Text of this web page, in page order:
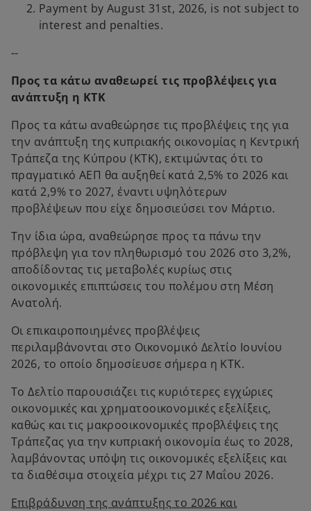
Payment by August 31st, 2026, is not subject to
interest and penalties.
--
Προς τα κάτω αναθεωρεί τις προβλέψεις για
ανάπτυξη η ΚΤΚ
Προς τα κάτω αναθεώρησε τις προβλέψεις της για
την ανάπτυξη της κυπριακής οικονομίας η Κεντρική
Τράπεζα της Κύπρου (ΚΤΚ), εκτιμώντας ότι το
πραγματικό ΑΕΠ θα αυξηθεί κατά 2,5% το 2026 και
κατά 2,9% το 2027, έναντι υψηλότερων
προβλέψεων που είχε δημοσιεύσει τον Μάρτιο.
Την ίδια ώρα, αναθεώρησε προς τα πάνω την
πρόβλεψη για τον πληθωρισμό του 2026 στο 3,2%,
αποδίδοντας τις μεταβολές κυρίως στις
οικονομικές επιπτώσεις του πολέμου στη Μέση
Ανατολή.
Οι επικαιροποιημένες προβλέψεις
περιλαμβάνονται στο Οικονομικό Δελτίο Ιουνίου
2026, το οποίο δημοσίευσε σήμερα η ΚΤΚ.
Το Δελτίο παρουσιάζει τις κυριότερες εγχώριες
οικονομικές και χρηματοοικονομικές εξελίξεις,
καθώς και τις μακροοικονομικές προβλέψεις της
Τράπεζας για την κυπριακή οικονομία έως το 2028,
λαμβάνοντας υπόψη τις οικονομικές εξελίξεις και
τα διαθέσιμα στοιχεία μέχρι τις 27 Μαΐου 2026.
Επιβράδυνση της ανάπτυξης το 2026 και